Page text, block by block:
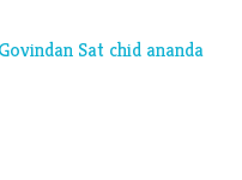
Sat chid ananda